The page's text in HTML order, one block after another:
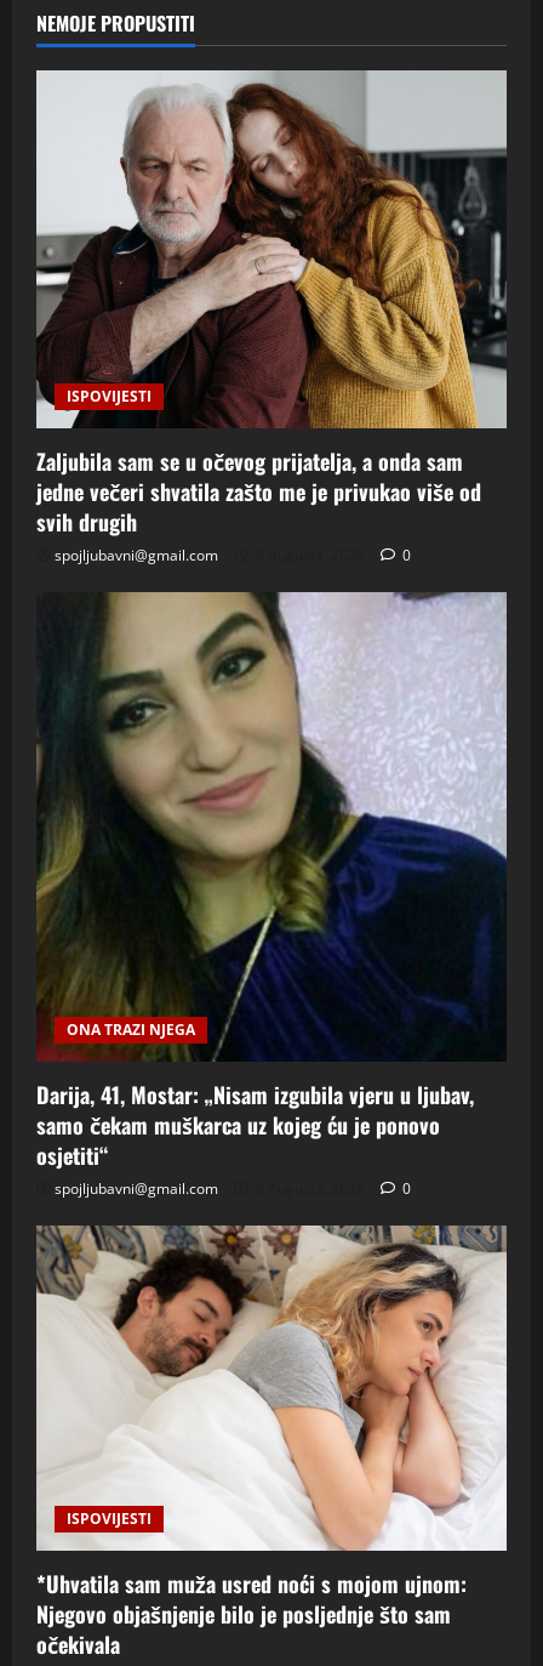
NEMOJE PROPUSTITI
ISPOVIJESTI
Zaljubila sam se u očevog prijatelja, a onda sam
jedne večeri shvatila zašto me je privukao više od
svih drugih
spojljubavni@gmail.com 0
ONA TRAZI NJEGA
Darija, 41, Mostar: „Nisam izgubila vjeru u ljubav,
samo čekam muškarca uz kojeg ću je ponovo
osjetiti“
spojljubavni@gmail.com 0
ISPOVIJESTI
*Uhvatila sam muža usred noći s mojom ujnom:
Njegovo objašnjenje bilo je posljednje što sam
očekivala